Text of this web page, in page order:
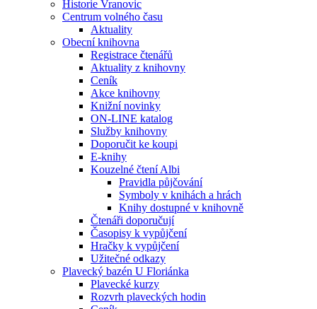
Historie Vranovic
Centrum volného času
Aktuality
Obecní knihovna
Registrace čtenářů
Aktuality z knihovny
Ceník
Akce knihovny
Knižní novinky
ON-LINE katalog
Služby knihovny
Doporučit ke koupi
E-knihy
Kouzelné čtení Albi
Pravidla půjčování
Symboly v knihách a hrách
Knihy dostupné v knihovně
Čtenáři doporučují
Časopisy k vypůjčení
Hračky k vypůjčení
Užitečné odkazy
Plavecký bazén U Floriánka
Plavecké kurzy
Rozvrh plaveckých hodin